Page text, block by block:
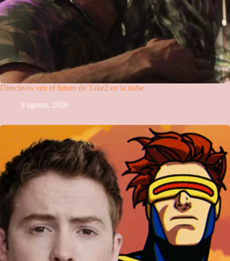
Directivos ven el futuro de Take2 en la nube
9 agosto, 2026